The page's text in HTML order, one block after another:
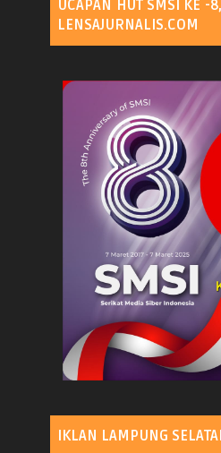
UCAPAN HUT SMSI KE -
LENSAJURNALIS.COM
IKLAN LAMPUNG